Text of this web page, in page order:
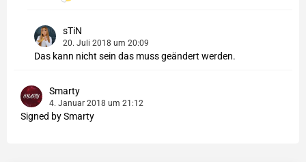
sTiN
20. Juli 2018 um 20:09
Das kann nicht sein das muss geändert werden.
Smarty
4. Januar 2018 um 21:12
Signed by Smarty